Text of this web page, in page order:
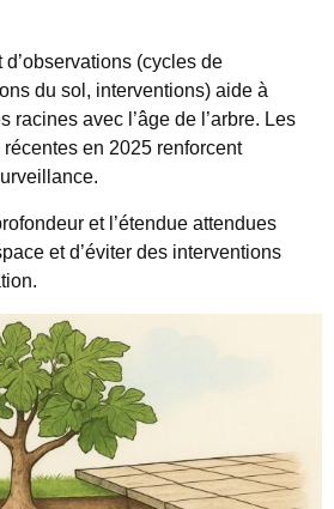
(cycles de
du sol, interventions) aide à
racines avec l’âge de l’arbre. Les
en 2025 renforcent
et l’étendue attendues
et d’éviter des interventions